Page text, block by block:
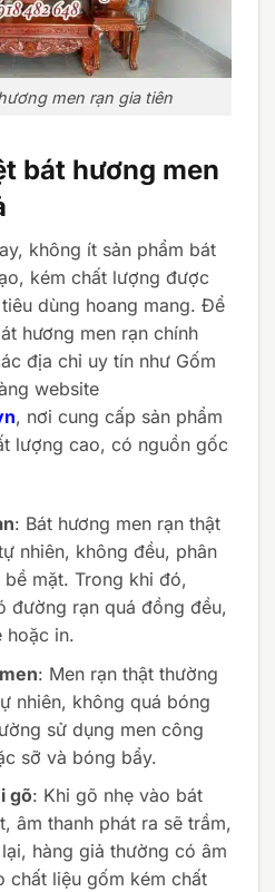
men rạn gia tiên
bát hương men
không ít sản phẩm bát
kém chất lượng được
dùng hoang mang. Để
hương men rạn chính
địa chỉ uy tín như Gốm
website
, nơi cung cấp sản phẩm
lượng cao, có nguồn gốc
: Bát hương men rạn thật
nhiên, không đều, phân
mặt. Trong khi đó,
đường rạn quá đồng đều,
hoặc in.
: Men rạn thật thường
nhiên, không quá bóng
sử dụng men công
sỡ và bóng bẩy.
gõ: Khi gõ nhẹ vào bát
âm thanh phát ra sẽ trầm,
hàng giả thường có âm
chất liệu gốm kém chất